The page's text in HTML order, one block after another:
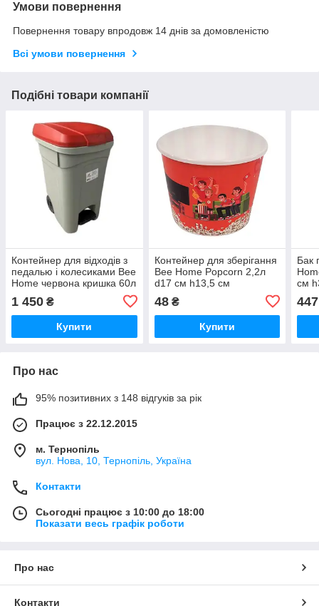
Умови повернення
Повернення товару впродовж 14 днів за домовленістю
Всі умови повернення
Подібні товари компанії
Контейнер для відходів з
педалью і колесиками Bee
Home червона кришка 60л
поліпропілен (AK 734
Червона)
1 450 ₴
Купити
Контейнер для зберігання
Bee Home Popcorn 2,2л
d17 см h13,5 см
48₴
Купити
Бак
см
447
Про нас
95% позитивних з 148 відгуків за рік
Працює з 22.12.2015
м. Тернопіль
вул. Нова, 10, Тернопіль, Україна
Контакти
Сьогодні працює з 10:00 до 18:00
Показати весь графік роботи
Про нас
Контакти